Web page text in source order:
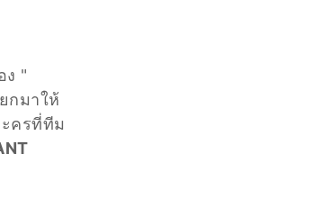
ง "
กมาให้
ครที่ทีม